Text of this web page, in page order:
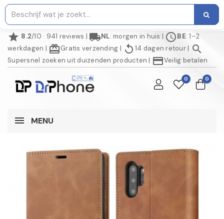
star 8.2/10 · 941 reviews | local_shippingNL: morgen in huis | scheduleBE: 1–2
werkdagen | redeemGratis verzending | replay 14 dagen retour| search
Supersnel zoeken uit duizenden producten | credit_cardVeilig betalen
0 0
MENU